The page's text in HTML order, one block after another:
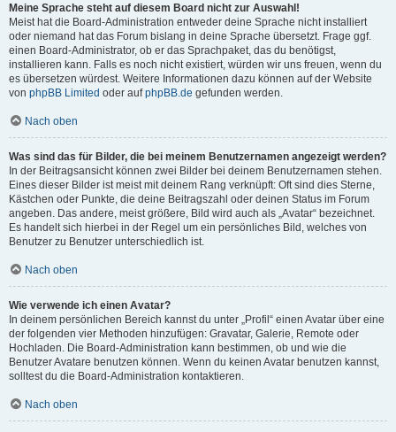
Meine Sprache steht auf diesem Board nicht zur Auswahl!
Meist hat die Board-Administration entweder deine Sprache nicht installiert
oder niemand hat das Forum bislang in deine Sprache übersetzt. Frage ggf.
einen Board-Administrator, ob er das Sprachpaket, das du benötigst,
installieren kann. Falls es noch nicht existiert, würden wir uns freuen, wenn du
es übersetzen würdest. Weitere Informationen dazu können auf der Website
von phpBB Limited oder aufphpBB.de gefunden werden.
Nach oben
Was sind das für Bilder, die bei meinem Benutzernamen angezeigt werden?
In der Beitragsansicht können zwei Bilder bei deinem Benutzernamen stehen.
Eines dieser Bilder ist meist mit deinem Rang verknüpft: Oft sind dies Sterne,
Kästchen oder Punkte, die deine Beitragszahl oder deinen Status im Forum
angeben. Das andere, meist größere, Bild wird auch als „Avatar“ bezeichnet.
Es handelt sich hierbei in der Regel um ein persönliches Bild, welches von
Benutzer zu Benutzer unterschiedlich ist.
Nach oben
Wie verwende ich einen Avatar?
In deinem persönlichen Bereich kannst du unter „Profil“ einen Avatar über eine
der folgenden vier Methoden hinzufügen: Gravatar, Galerie, Remote oder
Hochladen. Die Board-Administration kann bestimmen, ob und wie die
Benutzer Avatare benutzen können. Wenn du keinen Avatar benutzen kannst,
solltest du die Board-Administration kontaktieren.
Nach oben